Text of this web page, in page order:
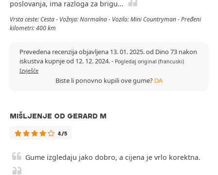
poslovanja, ima razloga za brigu...
Vrsta ceste: Cesta - Vožnja: Normalna - Vozilo: Mini Countryman - Pređeni
kilometri: 400 km
Prevedena recenzija objavljena 13. 01. 2025. od Dino 73 nakon
iskustva kupnje od 12. 12. 2024.- Pogledaj original (francuski)
Izvješće
Biste li ponovno kupili ove gume? DA
MIŠLJENJE OD GERARD M
4/5
Gume izgledaju jako dobro, a cijena je vrlo korektna.